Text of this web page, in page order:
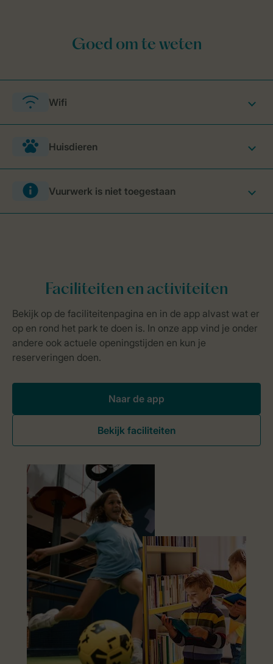
Wifi
Huisdieren
Vuurwerk is niet toegestaan
Naar de app
Bekijk faciliteiten